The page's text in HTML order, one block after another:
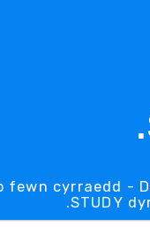
fewn cyrraedd -
.STUDY